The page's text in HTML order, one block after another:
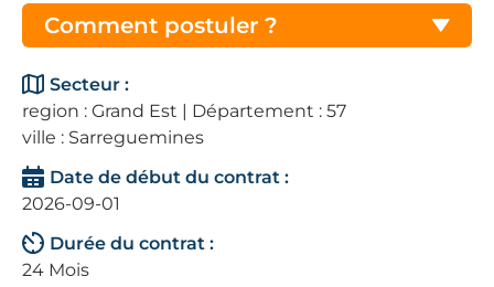
Comment postuler ?
Secteur :
region : Grand Est | Département : 57
ville : Sarreguemines
Date de début du contrat :
2026-09-01
Durée du contrat :
24 Mois